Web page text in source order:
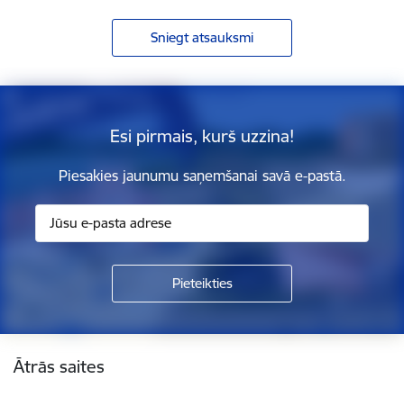
Sniegt atsauksmi
Esi pirmais, kurš uzzina!
Piesakies jaunumu saņemšanai savā e-pastā.
Ātrās saites